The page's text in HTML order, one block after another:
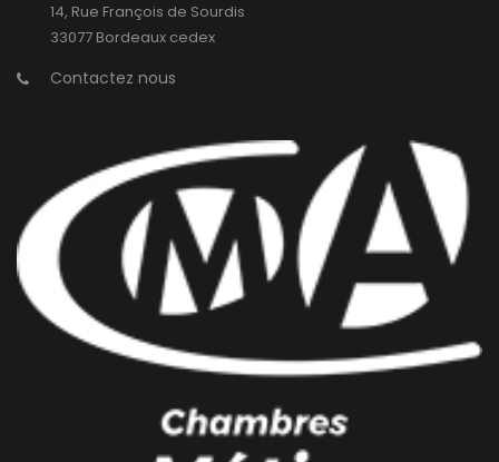
14, Rue François de Sourdis
33077 Bordeaux cedex
Contactez nous